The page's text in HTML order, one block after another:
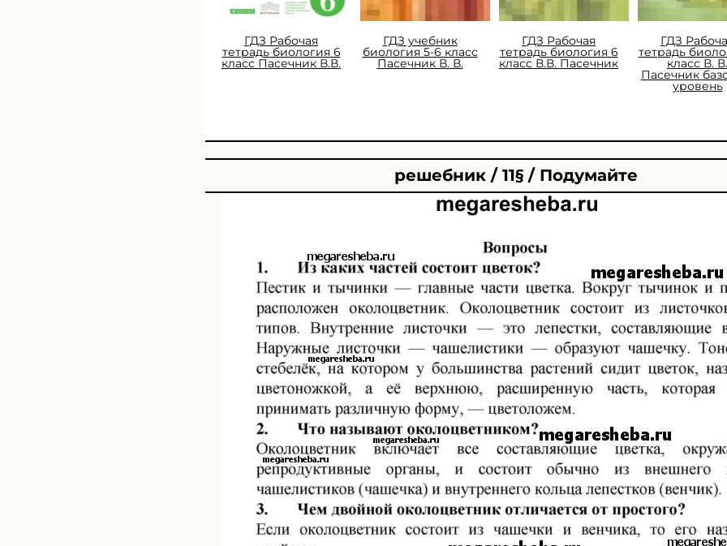
ГДЗ Рабочая
тетрадь биология 6
класс Пасечник В.В.
ГДЗ учебник
биология 5-6 класс
Пасечник В. В.
ГДЗ Рабочая
тетрадь биология 6
класс В.В. Пасечник
ГДЗ
тетрадь
класс В. В.
Пасечник
уровень
решебник / 11§ / Подумайте